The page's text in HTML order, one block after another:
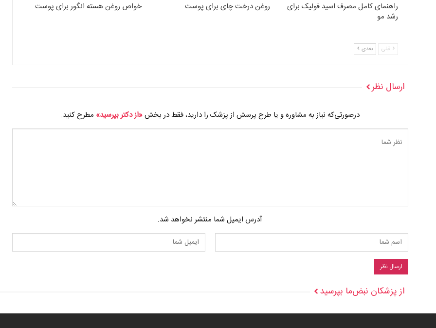
راهنمای کامل مصرف اسید فولیک برای
رشد مو
روغن درخت چای برای پوست خواص روغن هسته انگور برای پوست
قبلی بعدی
ارسال نظر
درصورتی‌که نیاز به مشاوره و یا طرح پرسش از پزشک را دارید، فقط در بخش«از دکتر بپرسید» مطرح کنید.
آدرس ایمیل شما منتشر نخواهد شد.
از پزشکان نبض‌ما بپرسید